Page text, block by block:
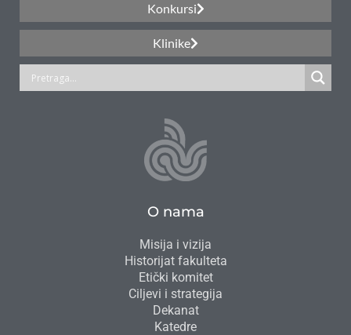
Konkursi
Klinike
O nama
Misija i vizija
Historijat fakulteta
Etički komitet
Ciljevi i strategija
Dekanat
Katedre